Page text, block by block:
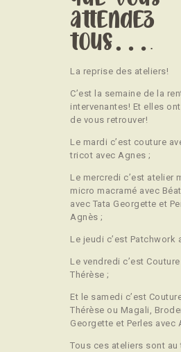
attendez
tous….
La reprise des ateliers!
C’est la semaine de la
intervenantes! Et elles
de vous retrouver!
Le mardi c’est couture
tricot avec Agnes ;
Le mercredi c’est atelier
micro macramé avec
avec Tata Georgette et
Agnès ;
Le jeudi c’est Patchwork
Le vendredi c’est
Thérèse ;
Et le samedi c’est
Thérèse ou Magali,
Georgette et Perles avec
Tous ces ateliers sont